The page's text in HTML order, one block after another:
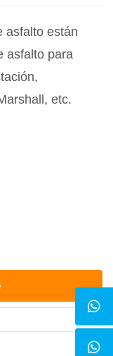
asfalto están
asfalto para
etc.